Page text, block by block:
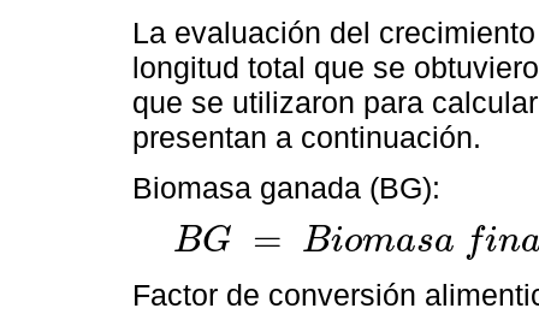
La evaluación del
longitud total que se
que se utilizaron para
presentan a continuación.
Biomasa ganada (BG):
BG = Biomasa fin
BG = Bi asa nal ( g) - B o masa i nic l g)
Factor de conversión